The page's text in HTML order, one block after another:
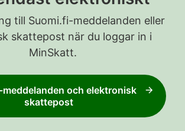
till Suomi.fi-meddelanden eller
skattepost när du loggar in i
MinSkatt.
och elektronisk
skattepost